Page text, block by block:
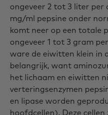
ongeveer 2 tot 3 liter per
mg/ml pepsine onder
komt neer op een totale
ongeveer 1 tot 3 gram
ware de eiwitten klein in
belangrijk, want
het lichaam en eiwitten
verteringsenzymen
en lipase worden
hoofdcellen). Deze